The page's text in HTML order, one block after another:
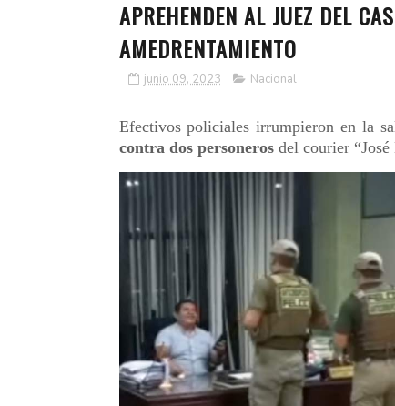
APREHENDEN AL JUEZ DEL
AMEDRENTAMIENTO
junio 09, 2023 Nacional
Efectivos policiales irrumpieron en la
contra dos personerosdel courier “José